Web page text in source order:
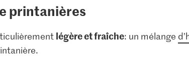
printanières
légère et fraîche: un mélange